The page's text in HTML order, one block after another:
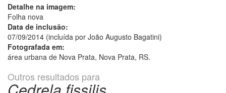
Detalhe na imagem:
Folha nova
Data de inclusão:
07/09/2014 (incluída por João Augusto Bagatini)
Fotografada em:
área urbana de Nova Prata, Nova Prata, RS.
Outros resultados para